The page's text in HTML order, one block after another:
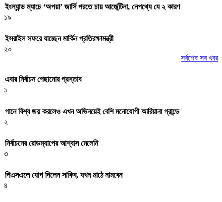
ইংল্যান্ড ম্যাচে ‘অপয়া’ জার্সি পরতে চায় আর্জেন্টিনা, নেপথ্যে যে ২ কারণ
১৯
ইসরাইল সফরে যাচ্ছেন মার্কিন প্রতিরক্ষামন্ত্রী
২০
সর্বশেষ সব খবর
এবার নির্বাচন পেছানোর প্রস্তাব
১
গানে বিশ্ব জয় করলেও এখন অভিনয়েই বেশি মনোযোগী আরিয়ানা গ্রান্ডে
২
নির্বাচনের রোডম্যাপের আশ্বাস মেলেনি
৩
পিএসএলে যোগ দিলেন সাকিব, যখন মাঠে নামবেন
৪